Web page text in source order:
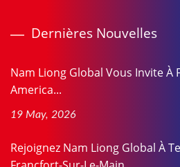
Dernières Nouvelles
Nam Liong Global Vous Invite À
America...
19 May, 2026
Rejoignez Nam Liong Global À